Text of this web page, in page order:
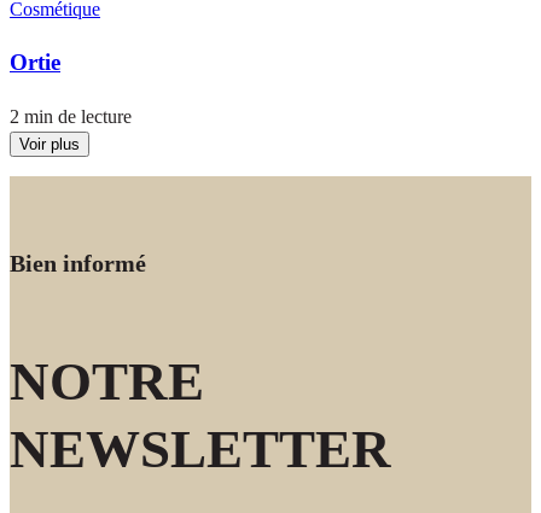
Cosmétique
Ortie
2 min de lecture
Voir plus
Bien informé
NOTRE
NEWSLETTER